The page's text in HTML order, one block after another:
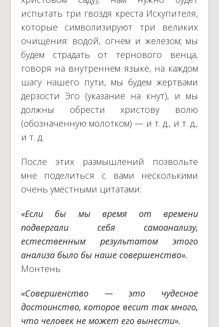
испытать три гвоздя креста Искупителя,
которые символизируют три великих
очищения: водой, огнем и железом; мы
будем страдать от тернового венца,
говоря на внутреннем языке, на каждом
шагу нашего пути, мы будем жертвами
дерзости Эго (указание на кнут), и мы
должны обрести христову волю
(обозначенную молотком) — и т. д., и т. д.,
и т. д.
После этих размышлений позвольте
мне поделиться с вами несколькими
очень уместными цитатами:
«Если бы мы время от времени
подвергали себя самоанализу,
естественным результатом этого
анализа было бы наше совершенство».
Монтень
«Совершенство — это чудесное
достоинство, которое весит так много,
что человек не может его вынести».